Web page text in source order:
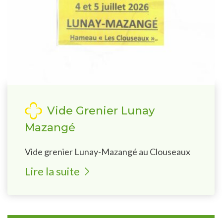
Vide Grenier Lunay
Mazangé
Vide grenier Lunay-Mazangé au Clouseaux
Lire la suite